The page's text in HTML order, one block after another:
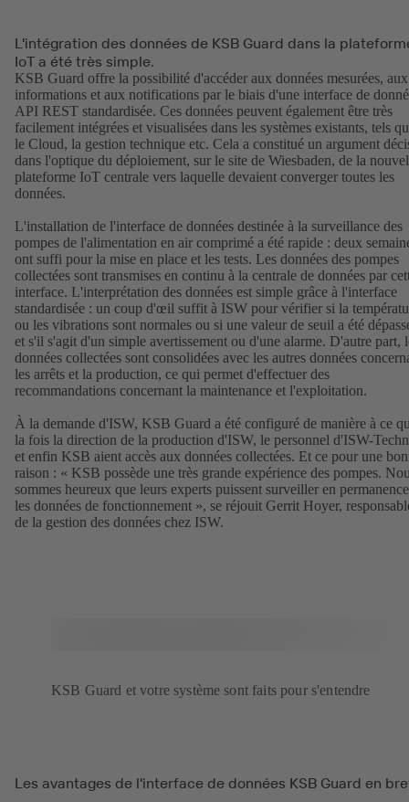
L'intégration des données de KSB Guard dans la
IoT a été très simple.
KSB Guard offre la possibilité d'accéder aux données mesurées, aux
informations et aux notifications par le biais d'une interface de
API REST standardisée. Ces données peuvent également être très
facilement intégrées et visualisées dans les systèmes existants, tels
le Cloud, la gestion technique etc. Cela a constitué un argument
dans l'optique du déploiement, sur le site de Wiesbaden, de la
plateforme IoT centrale vers laquelle devaient converger toutes les
données.
L'installation de l'interface de données destinée à la surveillance des
pompes de l'alimentation en air comprimé a été rapide : deux
ont suffi pour la mise en place et les tests. Les données des pompes
collectées sont transmises en continu à la centrale de données par
interface. L'interprétation des données est simple grâce à l'interface
standardisée : un coup d'œil suffit à ISW pour vérifier si la
ou les vibrations sont normales ou si une valeur de seuil a été
et s'il s'agit d'un simple avertissement ou d'une alarme. D'autre part,
données collectées sont consolidées avec les autres données
les arrêts et la production, ce qui permet d'effectuer des
recommandations concernant la maintenance et l'exploitation.
À la demande d'ISW, KSB Guard a été configuré de manière à ce
la fois la direction de la production d'ISW, le personnel d'ISW-
et enfin KSB aient accès aux données collectées. Et ce pour une
raison : « KSB possède une très grande expérience des pompes.
sommes heureux que leurs experts puissent surveiller en permanence
les données de fonctionnement », se réjouit Gerrit Hoyer,
de la gestion des données chez ISW.
KSB Guard et votre système sont faits pour s'entendre
Les avantages de l'interface de données KSB Guard en